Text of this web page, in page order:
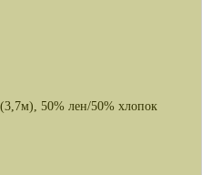
(3,7м), 50% лен/50% хлопок